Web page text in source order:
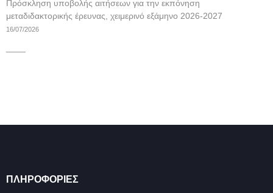
Πρόσκληση υποβολής αιτήσεων για την εκπόνηση
μεταδιδακτορικής έρευνας, χειμερινό εξάμηνο 2026-2027
16/07/2026
ΠΛΗΡΟΦΟΡΊΕΣ